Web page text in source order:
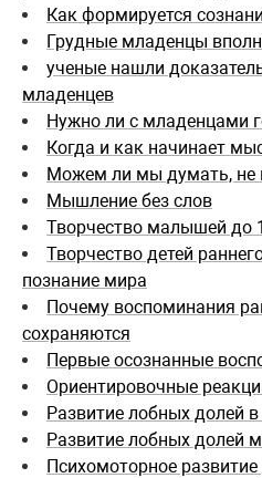
Как формируется
Грудные младенцы
ученые нашли
младенцев
Нужно ли с младенцами
Когда и как начинает
Можем ли мы думать, не
Мышление без слов
Творчество малышей до
Творчество детей
познание мира
Почему воспоминания
сохраняются
Первые осознанные
Ориентировочные
Развитие лобных долей в
Развитие лобных долей
Психомоторное развитие